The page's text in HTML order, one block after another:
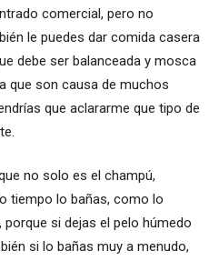
comercial, pero no
le puedes dar comida casera
debe ser balanceada y mosca
que son causa de muchos
que aclararme que tipo de
no solo es el champú,
tiempo lo bañas, como lo
si dejas el pelo húmedo
si lo bañas muy a menudo,